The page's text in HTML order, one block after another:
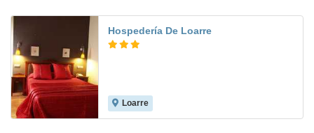
Hospedería De Loarre
Loarre